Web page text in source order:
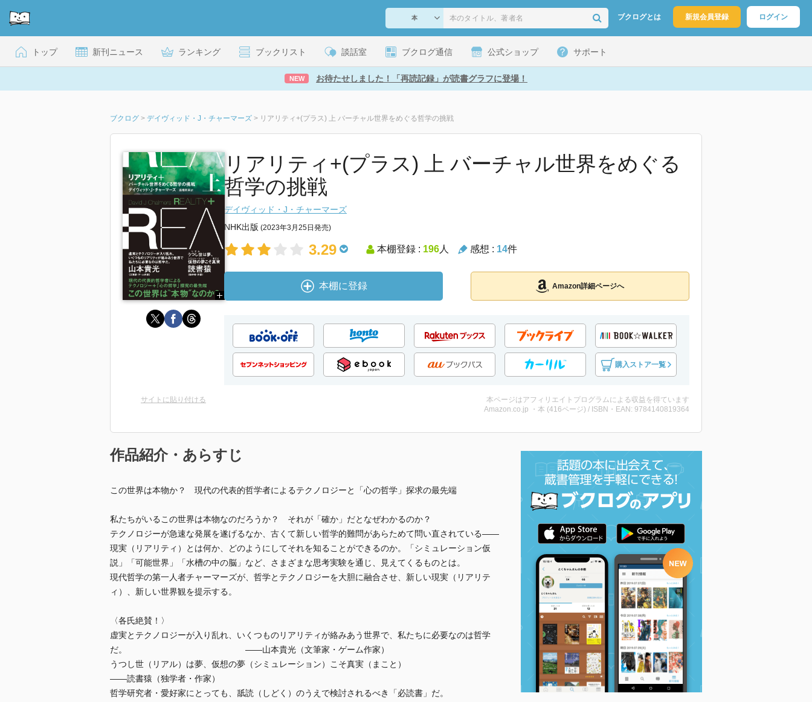
ブクログとは 新規会員登録 ログイン
トップ 新刊ニュース ランキング ブックリスト 談話室 ブクログ通信 公式ショップ サポート
NEW お待たせしました！「再読記録」が読書グラフに登場！
ブクログ > デイヴィッド・J・チャーマーズ > リアリティ+(プラス) 上 バーチャル世界をめぐる哲学の挑戦
リアリティ+(プラス) 上 バーチャル世界をめぐる
哲学の挑戦
デイヴィッド・J・チャーマーズ
NHK出版 (2023年3月25日発売)
3.29 本棚登録 : 196人 感想 : 14件
本棚に登録 Amazon詳細ページへ
購入ストア一覧
サイトに貼り付ける
本ページはアフィリエイトプログラムによる収益を得ています
Amazon.co.jp ・本 (416ページ) / ISBN・EAN: 9784140819364
作品紹介・あらすじ
この世界は本物か？ 現代の代表的哲学者によるテクノロジーと「心の哲学」探求の最先端
私たちがいるこの世界は本物なのだろうか？ それが「確か」だとなぜわかるのか？
テクノロジーが急速な発展を遂げるなか、古くて新しい哲学的難問があらためて問い直されている――
現実（リアリティ）とは何か、どのようにしてそれを知ることができるのか。「シミュレーション仮
説」「可能世界」「水槽の中の脳」など、さまざまな思考実験を通じ、見えてくるものとは。
現代哲学の第一人者チャーマーズが、哲学とテクノロジーを大胆に融合させ、新しい現実（リアリテ
ィ）、新しい世界観を提示する。
〈各氏絶賛！〉
虚実とテクノロジーが入り乱れ、いくつものリアリティが絡みあう世界で、私たちに必要なのは哲学
だ。 ――山本貴光（文筆家・ゲーム作家）
うつし世（リアル）は夢、仮想の夢（シミュレーション）こそ真実（まこと）
――読書猿（独学者・作家）
哲学研究者・愛好家にとっても、舐読（しどく）のうえで検討されるべき「必読書」だ。